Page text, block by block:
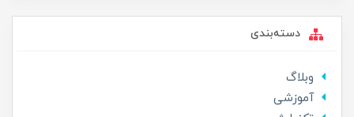
دسته‌بندی
وبلاگ
آموزشی